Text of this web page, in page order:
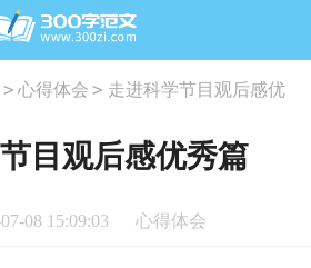
> 心得体会 > 走进科学节目观后感优
目观后感优秀篇
08 15:09:03 心得体会